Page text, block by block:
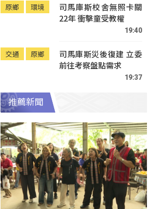
原鄉 環境
司馬庫斯校舍無照卡關
22年 衝擊童受教權
19:40
交通 原鄉
司馬庫斯災後復建 立委
前往考察盤點需求
19:37
推薦新聞